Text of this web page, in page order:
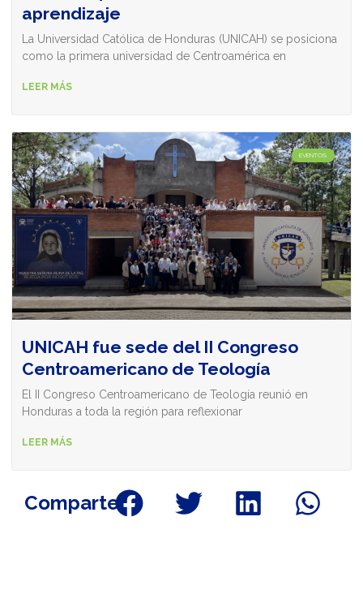
aprendizaje
La Universidad Católica de Honduras (UNICAH) se posiciona
como la primera universidad de Centroamérica en
LEER MÁS
EVENTOS
UNICAH fue sede del II Congreso
Centroamericano de Teología
El II Congreso Centroamericano de Teología reunió en
Honduras a toda la región para reflexionar
LEER MÁS
Comparte: